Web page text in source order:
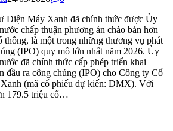
Điện Máy Xanh đã chính thức được Ủy
chấp thuận phương án chào bán hơn
thông, là một trong những thương vụ phát
(IPO) quy mô lớn nhất năm 2026. Ủy
đã chính thức cấp phép triển khai
đầu ra công chúng (IPO) cho Công ty Cổ
(mã cổ phiếu dự kiến: DMX). Với
179.5 triệu cổ…